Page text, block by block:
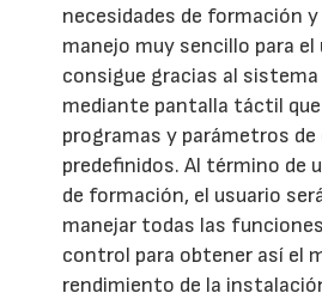
necesidades de formación
manejo muy sencillo para
consigue gracias al
mediante pantalla táctil
programas y parámetros
predefinidos. Al término de
de formación, el usuario
manejar todas las
control para obtener así el
rendimiento de la